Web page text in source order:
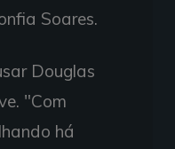
Soares.
Douglas
"Com
há